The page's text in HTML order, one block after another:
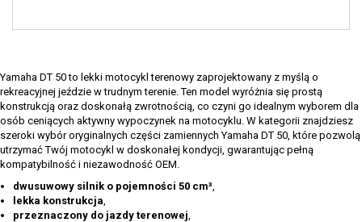
Yamaha DT 50 to lekki motocykl terenowy zaprojektowany z myślą o
rekreacyjnej jeździe w trudnym terenie. Ten model wyróżnia się prostą
konstrukcją oraz doskonałą zwrotnością, co czyni go idealnym wyborem dla
osób ceniących aktywny wypoczynek na motocyklu. W kategorii znajdziesz
szeroki wybór oryginalnych części zamiennych Yamaha DT 50, które pozwolą
utrzymać Twój motocykl w doskonałej kondycji, gwarantując pełną
kompatybilność i niezawodność OEM.
dwusuwowy silnik o pojemności 50 cm³,
lekka konstrukcja,
przeznaczony do jazdy terenowej,